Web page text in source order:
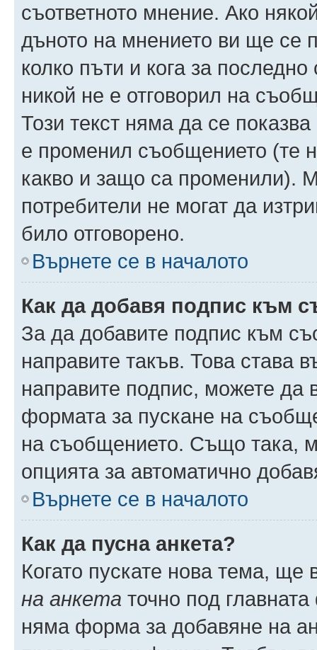
съответното мнение. Ако
дъното на мнението ви ще се
колко пъти и кога за
никой не е отговорил на
Този текст няма да се
е променил съобщението (те
какво и защо са променили).
потребители не могат да
било отговорено.
Върнете се в началото
Как да добавя подпис към
За да добавите подпис към
направите такъв. Това
направите подпис, можете да
формата за пускане на
на съобщението. Също така,
опцията за автоматично
Върнете се в началото
Как да пусна анкета?
Когато пускате нова тема,
на анкета точно под
няма форма за добавяне на